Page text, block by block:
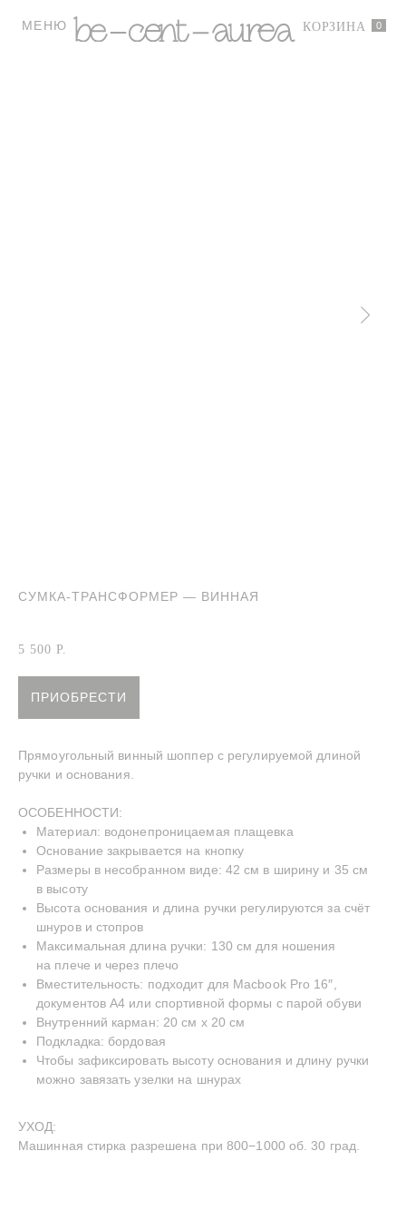
СУМКА-ТРАНСФОРМЕР — ВИННАЯ
5 500 Р.
ПРИОБРЕСТИ
Прямоугольный винный шоппер с регулируемой длиной
ручки и основания.
ОСОБЕННОСТИ:
Материал: водонепроницаемая плащевка
Основание закрывается на кнопку
Размеры в несобранном виде: 42 см в ширину и 35 см
в высоту
Высота основания и длина ручки регулируются за счёт
шнуров и стопров
Максимальная длина ручки: 130 см для ношения
на плече и через плечо
Вместительность: подходит для Macbook Pro 16″,
документов А4 или спортивной формы с парой обуви
Внутренний карман: 20 см х 20 см
Подкладка: бордовая
Чтобы зафиксировать высоту основания и длину ручки
можно завязать узелки на шнурах
УХОД:
Машинная стирка разрешена при 800−1000 об. 30 град.
INSTAGRAM
СПРОЕКТИРОВАНО
NON-OBJECTIVE
© BECENTAUREA — СДЕЛАНО С ЛЮБОВЬЮ
TELEGRAM